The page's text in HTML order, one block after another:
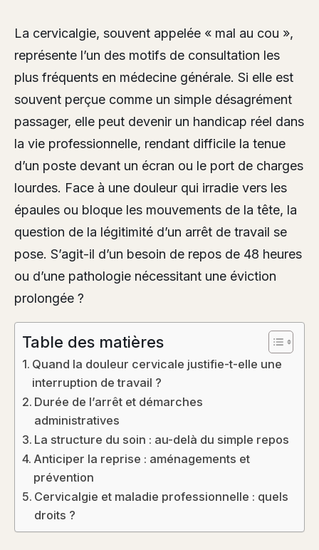
La cervicalgie, souvent appelée « mal au cou »,
représente l’un des motifs de consultation les
plus fréquents en médecine générale. Si elle est
souvent perçue comme un simple désagrément
passager, elle peut devenir un handicap réel dans
la vie professionnelle, rendant difficile la tenue
d’un poste devant un écran ou le port de charges
lourdes. Face à une douleur qui irradie vers les
épaules ou bloque les mouvements de la tête, la
question de la légitimité d’un arrêt de travail se
pose. S’agit-il d’un besoin de repos de 48 heures
ou d’une pathologie nécessitant une éviction
prolongée ?
Table des matières
Quand la douleur cervicale justifie-t-elle une
interruption de travail ?
Durée de l’arrêt et démarches
administratives
La structure du soin : au-delà du simple repos
Anticiper la reprise : aménagements et
prévention
Cervicalgie et maladie professionnelle : quels
droits ?